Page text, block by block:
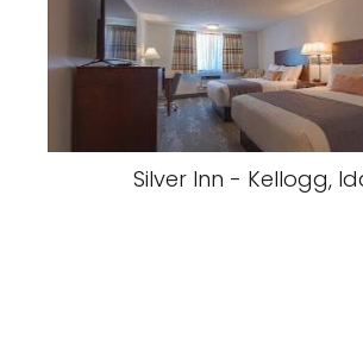
Silver Inn - Kellogg,